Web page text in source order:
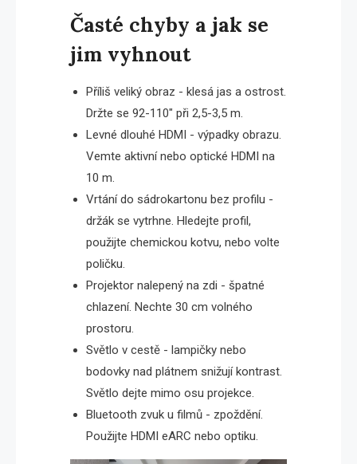
Časté chyby a jak se
jim vyhnout
Příliš veliký obraz - klesá jas a ostrost.
Držte se 92-110″ při 2,5-3,5 m.
Levné dlouhé HDMI - výpadky obrazu.
Vemte aktivní nebo optické HDMI na
10 m.
Vrtání do sádrokartonu bez profilu -
držák se vytrhne. Hledejte profil,
použijte chemickou kotvu, nebo volte
poličku.
Projektor nalepený na zdi - špatné
chlazení. Nechte 30 cm volného
prostoru.
Světlo v cestě - lampičky nebo
bodovky nad plátnem snižují kontrast.
Světlo dejte mimo osu projekce.
Bluetooth zvuk u filmů - zpoždění.
Použijte HDMI eARC nebo optiku.